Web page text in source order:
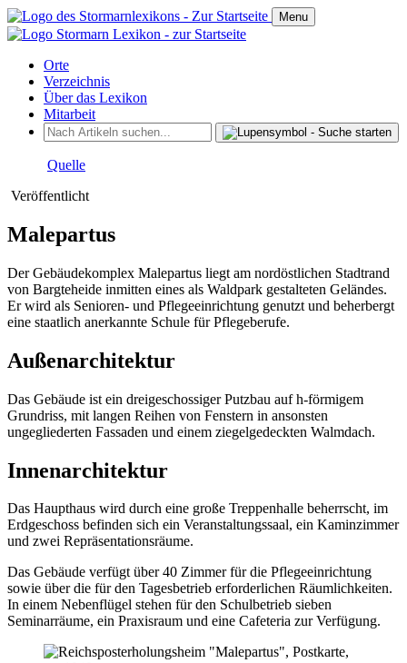
Menu
Orte
Verzeichnis
Über das Lexikon
Mitarbeit
Quelle
Veröffentlicht
Malepartus
Der Gebäudekomplex Malepartus liegt am nordöstlichen Stadtrand
von Bargteheide inmitten eines als Waldpark gestalteten Geländes.
Er wird als Senioren- und Pflegeeinrichtung genutzt und beherbergt
eine staatlich anerkannte Schule für Pflegeberufe.
Außenarchitektur
Das Gebäude ist ein dreigeschossiger Putzbau auf h-förmigem
Grundriss, mit langen Reihen von Fenstern in ansonsten
ungegliederten Fassaden und einem ziegelgedeckten Walmdach.
Innenarchitektur
Das Haupthaus wird durch eine große Treppenhalle beherrscht, im
Erdgeschoss befinden sich ein Veranstaltungssaal, ein Kaminzimmer
und zwei Repräsentationsräume.
Das Gebäude verfügt über 40 Zimmer für die Pflegeeinrichtung
sowie über die für den Tagesbetrieb erforderlichen Räumlichkeiten.
In einem Nebenflügel stehen für den Schulbetrieb sieben
Seminarräume, ein Praxisraum und eine Cafeteria zur Verfügung.